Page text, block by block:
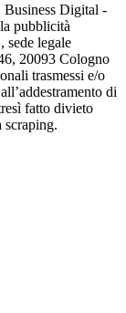
Digital -
pubblicità
legale
20093 Cologno
trasmessi e/o
di
fatto divieto
scraping.